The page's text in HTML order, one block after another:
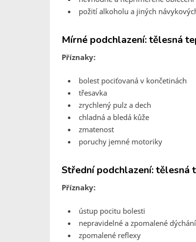
požití alkoholu a jiných
Mírné podchlazení: tělesná
Příznaky:
bolest pociťovaná v končetinách
třesavka
zrychlený pulz a dech
chladná a bledá kůže
zmatenost
poruchy jemné motoriky
Střední podchlazení: tělesná
Příznaky:
ústup pocitu bolesti
nepravidelné a zpomalené dýchání
zpomalené reflexy